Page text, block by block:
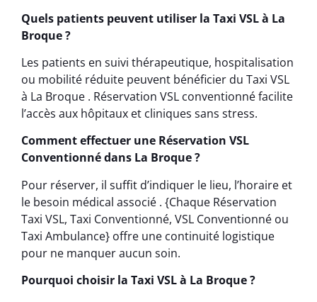
Quels patients peuvent utiliser la Taxi VSL à La
Broque ?
Les patients en suivi thérapeutique, hospitalisation
ou mobilité réduite peuvent bénéficier du Taxi VSL
à La Broque . Réservation VSL conventionné facilite
l’accès aux hôpitaux et cliniques sans stress.
Comment effectuer une Réservation VSL
Conventionné dans La Broque ?
Pour réserver, il suffit d’indiquer le lieu, l’horaire et
le besoin médical associé . {Chaque Réservation
Taxi VSL, Taxi Conventionné, VSL Conventionné ou
Taxi Ambulance} offre une continuité logistique
pour ne manquer aucun soin.
Pourquoi choisir la Taxi VSL à La Broque ?